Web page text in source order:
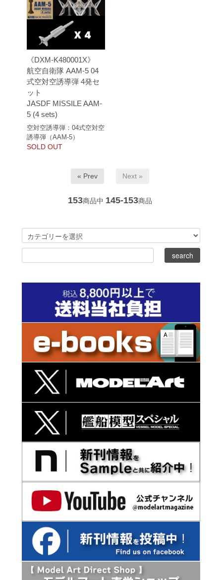
《DXM-K480001X》
航空自衛隊 AAM-5 04
式空対空誘導弾 4発セ
ット
JASDF MISSILE AAM-
5 (4 sets)
空対空誘導弾：04式空対空
誘導弾（AAM-5）
SOLD OUT
« Prev Next »
153商品中 145-153商品